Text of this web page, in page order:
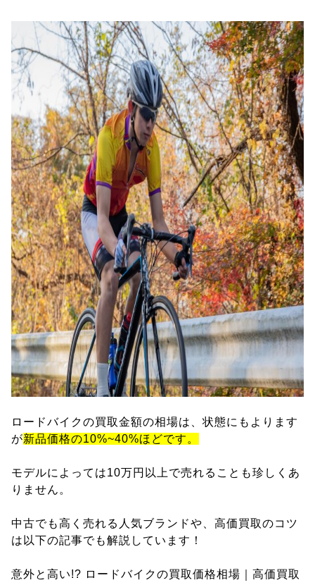
ロードバイクの買取金額の相場は、状態にもよります
が新品価格の10%~40%ほどです。
モデルによっては10万円以上で売れることも珍しくあ
りません。
中古でも高く売れる人気ブランドや、高価買取のコツ
は以下の記事でも解説しています！
意外と高い!? ロードバイクの買取価格相場｜高価買取